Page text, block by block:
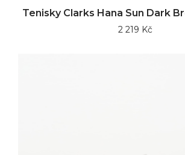
Tenisky Clarks Hana Sun Dark
2 219 Kč